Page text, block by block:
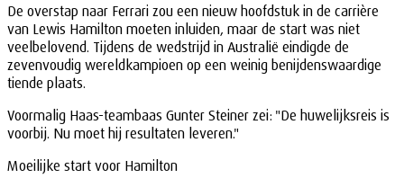
De overstap naar Ferrari zou een nieuw hoofdstuk in de carrière
van Lewis Hamilton moeten inluiden, maar de start was niet
veelbelovend. Tijdens de wedstrijd in Australië eindigde de
zevenvoudig wereldkampioen op een weinig benijdenswaardige
tiende plaats.
Voormalig Haas-teambaas Gunter Steiner zei: "De huwelijksreis is
voorbij. Nu moet hij resultaten leveren."
Moeilijke start voor Hamilton